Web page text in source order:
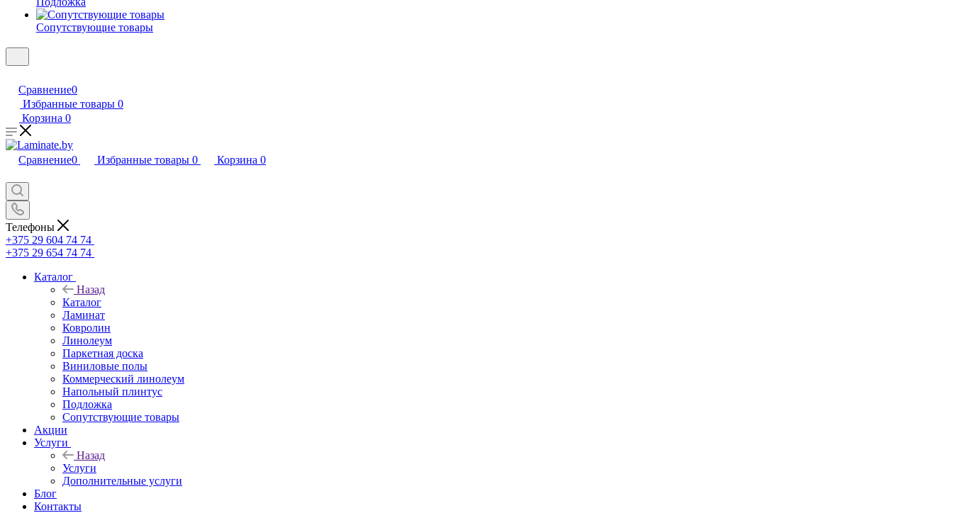
Сопутствующие товары
Сравнение0
Избранные товары 0
Корзина 0
Сравнение0 Избранные товары 0 Корзина 0
Телефоны
+375 29 604 74 74
+375 29 654 74 74
Каталог
Назад
Каталог
Ламинат
Ковролин
Линолеум
Паркетная доска
Виниловые полы
Коммерческий линолеум
Напольный плинтус
Подложка
Сопутствующие товары
Акции
Услуги
Назад
Услуги
Дополнительные услуги
Блог
Контакты